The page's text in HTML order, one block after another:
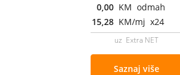
0,00 KM odmah
15,28 KM/mj x24
uz Extra NET
Saznaj više